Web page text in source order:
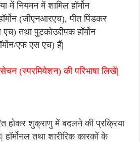
में नियमन में शामिल हॉर्मोन
(जीएनआरएच), पीत पिंडकर
एच) तथा पुटकोउद्दीपक हॉर्मोन
एफ एस एच) हैं|
(स्परमियेशन) की परिभाषा लिखें|
होकर शुक्राणु में बदलने की प्रक्रिया
तथा शारीरिक कारकों के